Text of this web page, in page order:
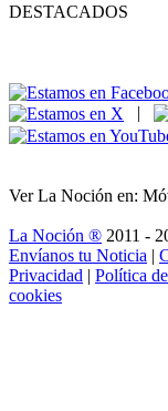
DESTACADOS
|
Ver La Noción en:
La Noción ® 2011 -
Envíanos tu Noticia |
Privacidad | Política
cookies